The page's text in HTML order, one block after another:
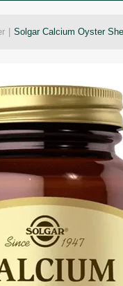
Solgar Calcium Oyster